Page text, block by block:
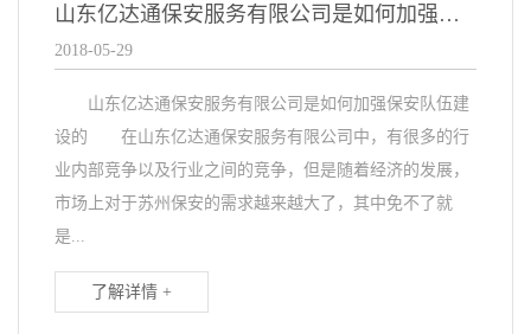
山东亿达通保安服务有限公司是如何加强保安队伍建设的
2018-05-29
山东亿达通保安服务有限公司是如何加强保安队伍建
设的 在山东亿达通保安服务有限公司中，有很多的行
业内部竞争以及行业之间的竞争，但是随着经济的发展，
市场上对于苏州保安的需求越来越大了，其中免不了就
是...
了解详情 +